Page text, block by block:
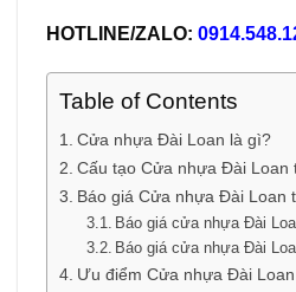
HOTLINE/ZALO:
Table of Contents
Cửa nhựa Đài Loan là gì?
Cấu tạo Cửa nhựa Đài Loan
Báo giá Cửa nhựa Đài Loan
Báo giá cửa nhựa Đài
Báo giá cửa nhựa Đài
Ưu điểm Cửa nhựa Đài